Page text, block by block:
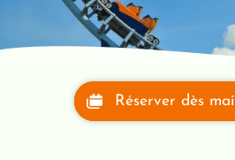
Réserver dès